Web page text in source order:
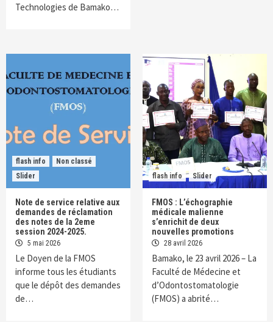
Technologies de Bamako…
flash info
Non classé
Slider
Note de service relative aux
demandes de réclamation
des notes de la 2eme
session 2024-2025.
5 mai 2026
Le Doyen de la FMOS
informe tous les étudiants
que le dépôt des demandes
de…
flash info Slider
FMOS : L’échographie
médicale malienne
s’enrichit de deux
nouvelles promotions
28 avril 2026
Bamako, le 23 avril 2026 – La
Faculté de Médecine et
d’Odontostomatologie
(FMOS) a abrité…